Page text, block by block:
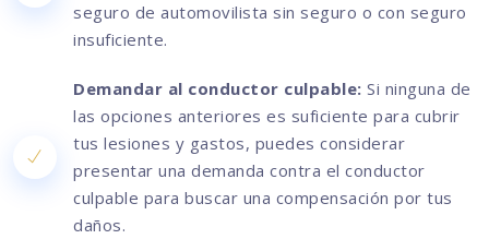
seguro de automovilista sin seguro o con seguro
insuficiente.
Demandar al conductor culpable: Si ninguna de
las opciones anteriores es suficiente para cubrir
tus lesiones y gastos, puedes considerar
presentar una demanda contra el conductor
culpable para buscar una compensación por tus
daños.